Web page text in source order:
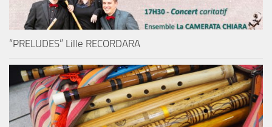
“PRELUDES” Lille RECORDARA